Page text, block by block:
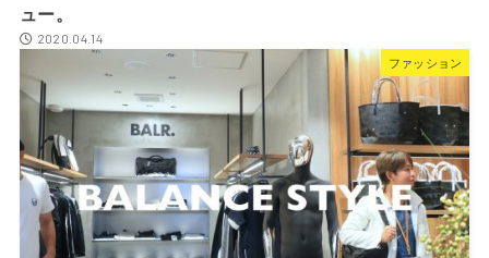
ュー。
2020.04.14
ファッション